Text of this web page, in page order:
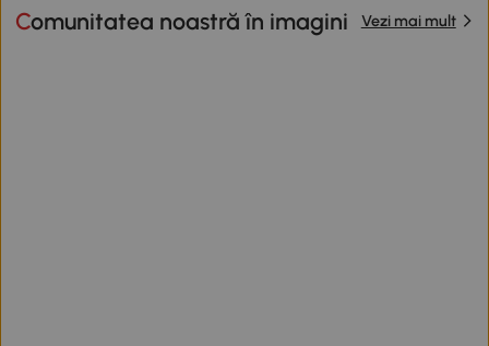
Comunitatea noastră în imagini Vezi mai mult